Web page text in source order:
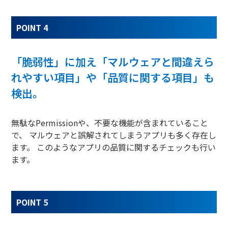
POINT 4
「脆弱性」に加え「マルウェアと間違えら
れやすい項目」や「品質に関する項目」も
検出。
無駄なPermissionや、不要な機能が含まれていること
で、 マルウェアと誤解されてしまうアプリも多く存在し
ます。 このようなアプリの品質に関するチェックも行い
ます。
POINT 5